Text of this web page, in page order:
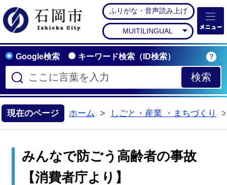
石岡市公式ホームペー
ふりがな・音声読み上げ
MUITILINGUAL
Google検索 キーワード検索（ID検索）
現在のページ ホーム
しごと・産業 ・まちづくり
みんなで防ごう高齢者の事故
【消費者庁より】